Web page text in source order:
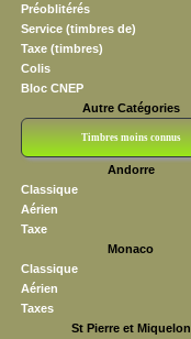
Préoblitérés
Service (timbres de)
Taxe (timbres)
Colis
Bloc CNEP
Autre Catégories
Timbres moins connus
Andorre
Classique
Aérien
Taxe
Monaco
Classique
Aérien
Taxes
St Pierre et Miquelon